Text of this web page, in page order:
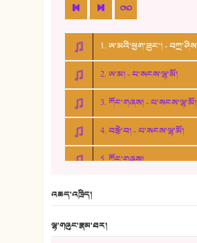
1. ཨ་མའི་ཕྱག་ཟུང་། -
2. ཨ་མ། - པ་སངས་ལྷ་མོ།
3. ཀོང་གཞས། - པ་སངས་ལྷ་མོ།
4. བརྩེ་བ། - པ་སངས་ལྷ་མོ།
5. ཀོང་གཞས།
འཆད་འཁྲིད།
ལྷ་གཞུང་རྣམ་ཐར།